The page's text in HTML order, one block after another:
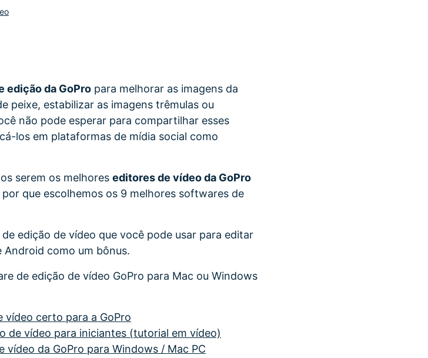
todos os produtos
edição da GoPro para melhorar as imagens da
peixe, estabilizar as imagens trêmulas ou
não pode esperar para compartilhar esses
los em plataformas de mídia social como
serem os melhores editores de vídeo da GoPro
que escolhemos os 9 melhores softwares de
edição de vídeo que você pode usar para editar
Android como um bônus.
de edição de vídeo GoPro para Mac ou Windows
vídeo certo para a GoPro
de vídeo para iniciantes (tutorial em vídeo)
vídeo da GoPro para Windows / Mac PC